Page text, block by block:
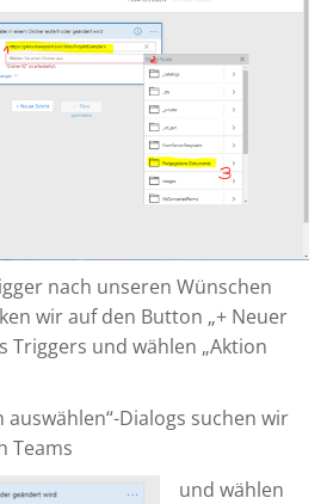
nach unseren Wünschen
wir auf den Button „+ Neuer
Triggers und wählen „Aktion
auswählen“-Dialogs suchen wir
Teams
und wählen